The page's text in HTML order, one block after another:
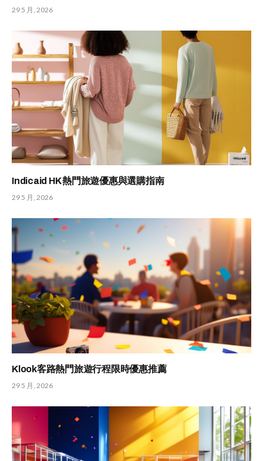
29 5 月, 2026
Indicaid HK 熱門旅遊優惠與選購指南
29 5 月, 2026
Klook客路熱門旅遊行程限時優惠推薦
29 5 月, 2026